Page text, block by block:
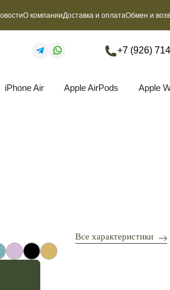
О компанииДоставка и оплатаОбмен и
+7 (926)
iPhone Air Apple AirPods Apple
Все характеристики